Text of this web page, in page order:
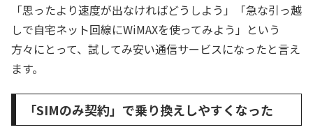
「思ったより速度が出なければどうしよう」「急な引っ越
しで自宅ネット回線にWiMAXを使ってみよう」という
方々にとって、試してみ安い通信サービスになったと言え
ます。
「SIMのみ契約」で乗り換えしやすくなった